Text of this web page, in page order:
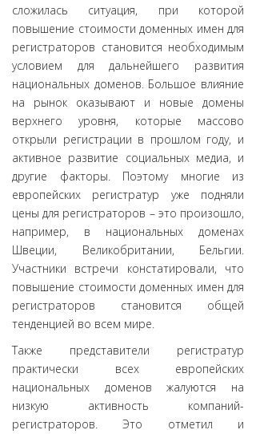
сложилась ситуация, при которой
повышение стоимости доменных имен для
регистраторов становится необходимым
условием для дальнейшего развития
национальных доменов. Большое влияние
на рынок оказывают и новые домены
верхнего уровня, которые массово
открыли регистрации в прошлом году, и
активное развитие социальных медиа, и
другие факторы. Поэтому многие из
европейских регистратур уже подняли
цены для регистраторов – это произошло,
например, в национальных доменах
Швеции, Великобритании, Бельгии.
Участники встречи констатировали, что
повышение стоимости доменных имен для
регистраторов становится общей
тенденцией во всем мире.
Также представители регистратур
практически всех европейских
национальных доменов жалуются на
низкую активность компаний-
регистраторов. Это отметил и